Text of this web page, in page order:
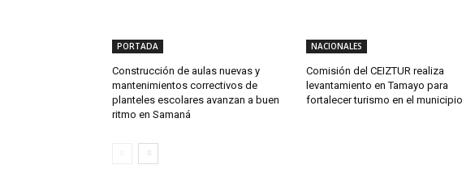
PORTADA
Construcción de aulas nuevas y
mantenimientos correctivos de
planteles escolares avanzan a buen
ritmo en Samaná
NACIONALES
Comisión del CEIZTUR realiza
levantamiento en Tamayo para
fortalecer turismo en el municipio